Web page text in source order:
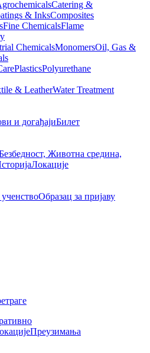
Catering &
& InksComposites
Fine ChemicalsFlame
ChemicalsMonomersOil, Gas &
PlasticsPolyurethane
& LeatherWater Treatment
и догађајиБилет
Животна средина,
Локације
Образац за пријаву
Преузимања